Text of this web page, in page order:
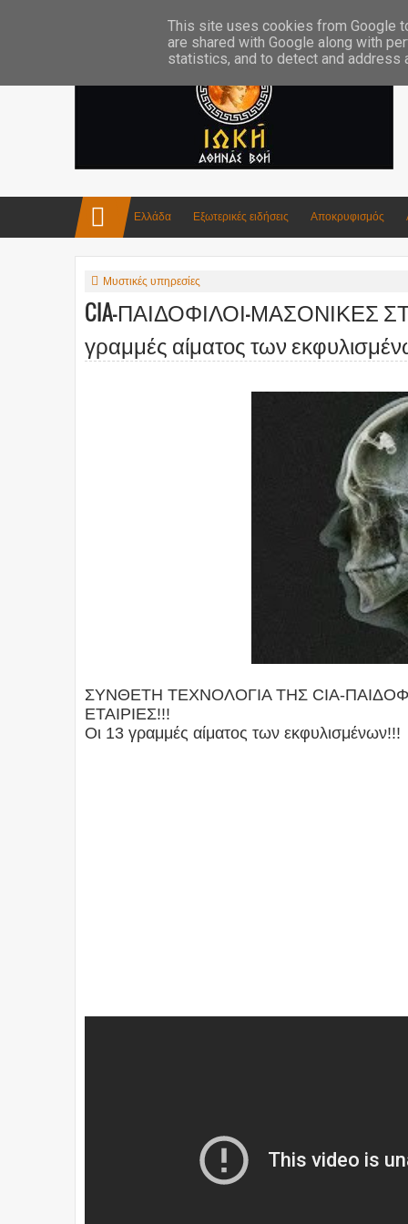
Ελλάδα Εξωτερικές ειδήσεις Αποκρυφισμός
Μυστικές υπηρεσίες
CIA-ΠΑΙΔΟΦΙΛΟΙ-ΜΑΣΟΝΙΚΕΣ
γραμμές αίματος των
ΣΥΝΘΕΤΗ ΤΕΧΝΟΛΟΓΙΑ ΤΗΣ CIA-
ΕΤΑΙΡΙΕΣ!!!
Οι 13 γραμμές αίματος των εκφυλισμένων!!!
This site uses cookies from Google
are shared with Google along with
statistics, and to detect and address